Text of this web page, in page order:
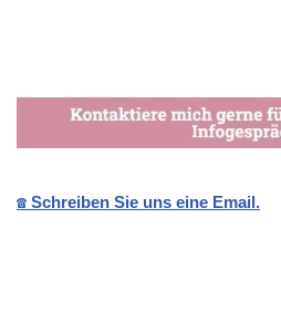
☎️ Schreiben Sie uns eine Email.